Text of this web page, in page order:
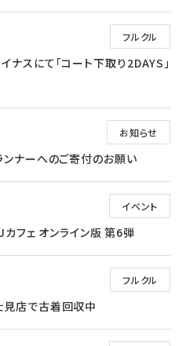
フルクル
ナスにて「コート下取り2DAYS」
お知らせ
ンナーへのご寄付のお願い
イベント
カフェ オンライン版 第6弾
フルクル
見店で古着回収中